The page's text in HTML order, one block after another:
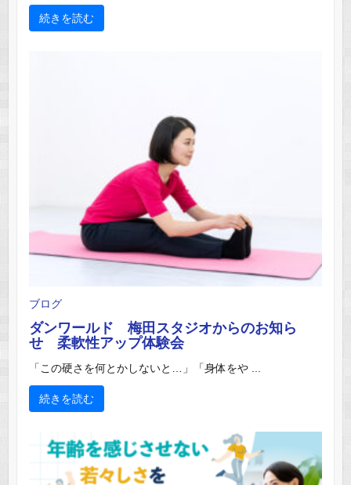
続きを読む
ブログ
ダンワールド 梅田スタジオからのお知ら
せ 柔軟性アップ体験会
「この硬さを何とかしないと…」「身体をや ...
続きを読む